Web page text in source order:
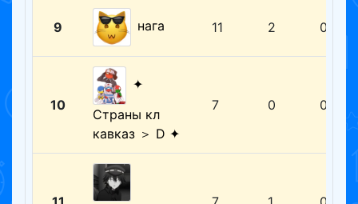
9 нага 11 2 0
10
✦
Страны кл
кавказ ＞ D ✦
7 0 0